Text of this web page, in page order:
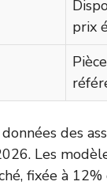
prix
des
Les
fixée à 12%